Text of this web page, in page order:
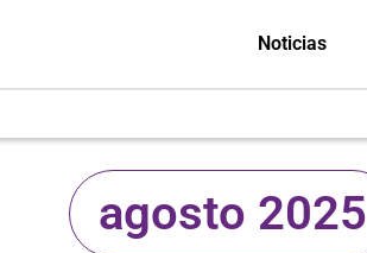
Noticias
agosto 2025